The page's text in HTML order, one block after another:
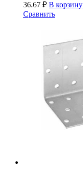
36.67 ₽ В корзину
Сравнить